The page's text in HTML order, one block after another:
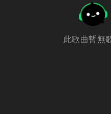
此歌曲暫無